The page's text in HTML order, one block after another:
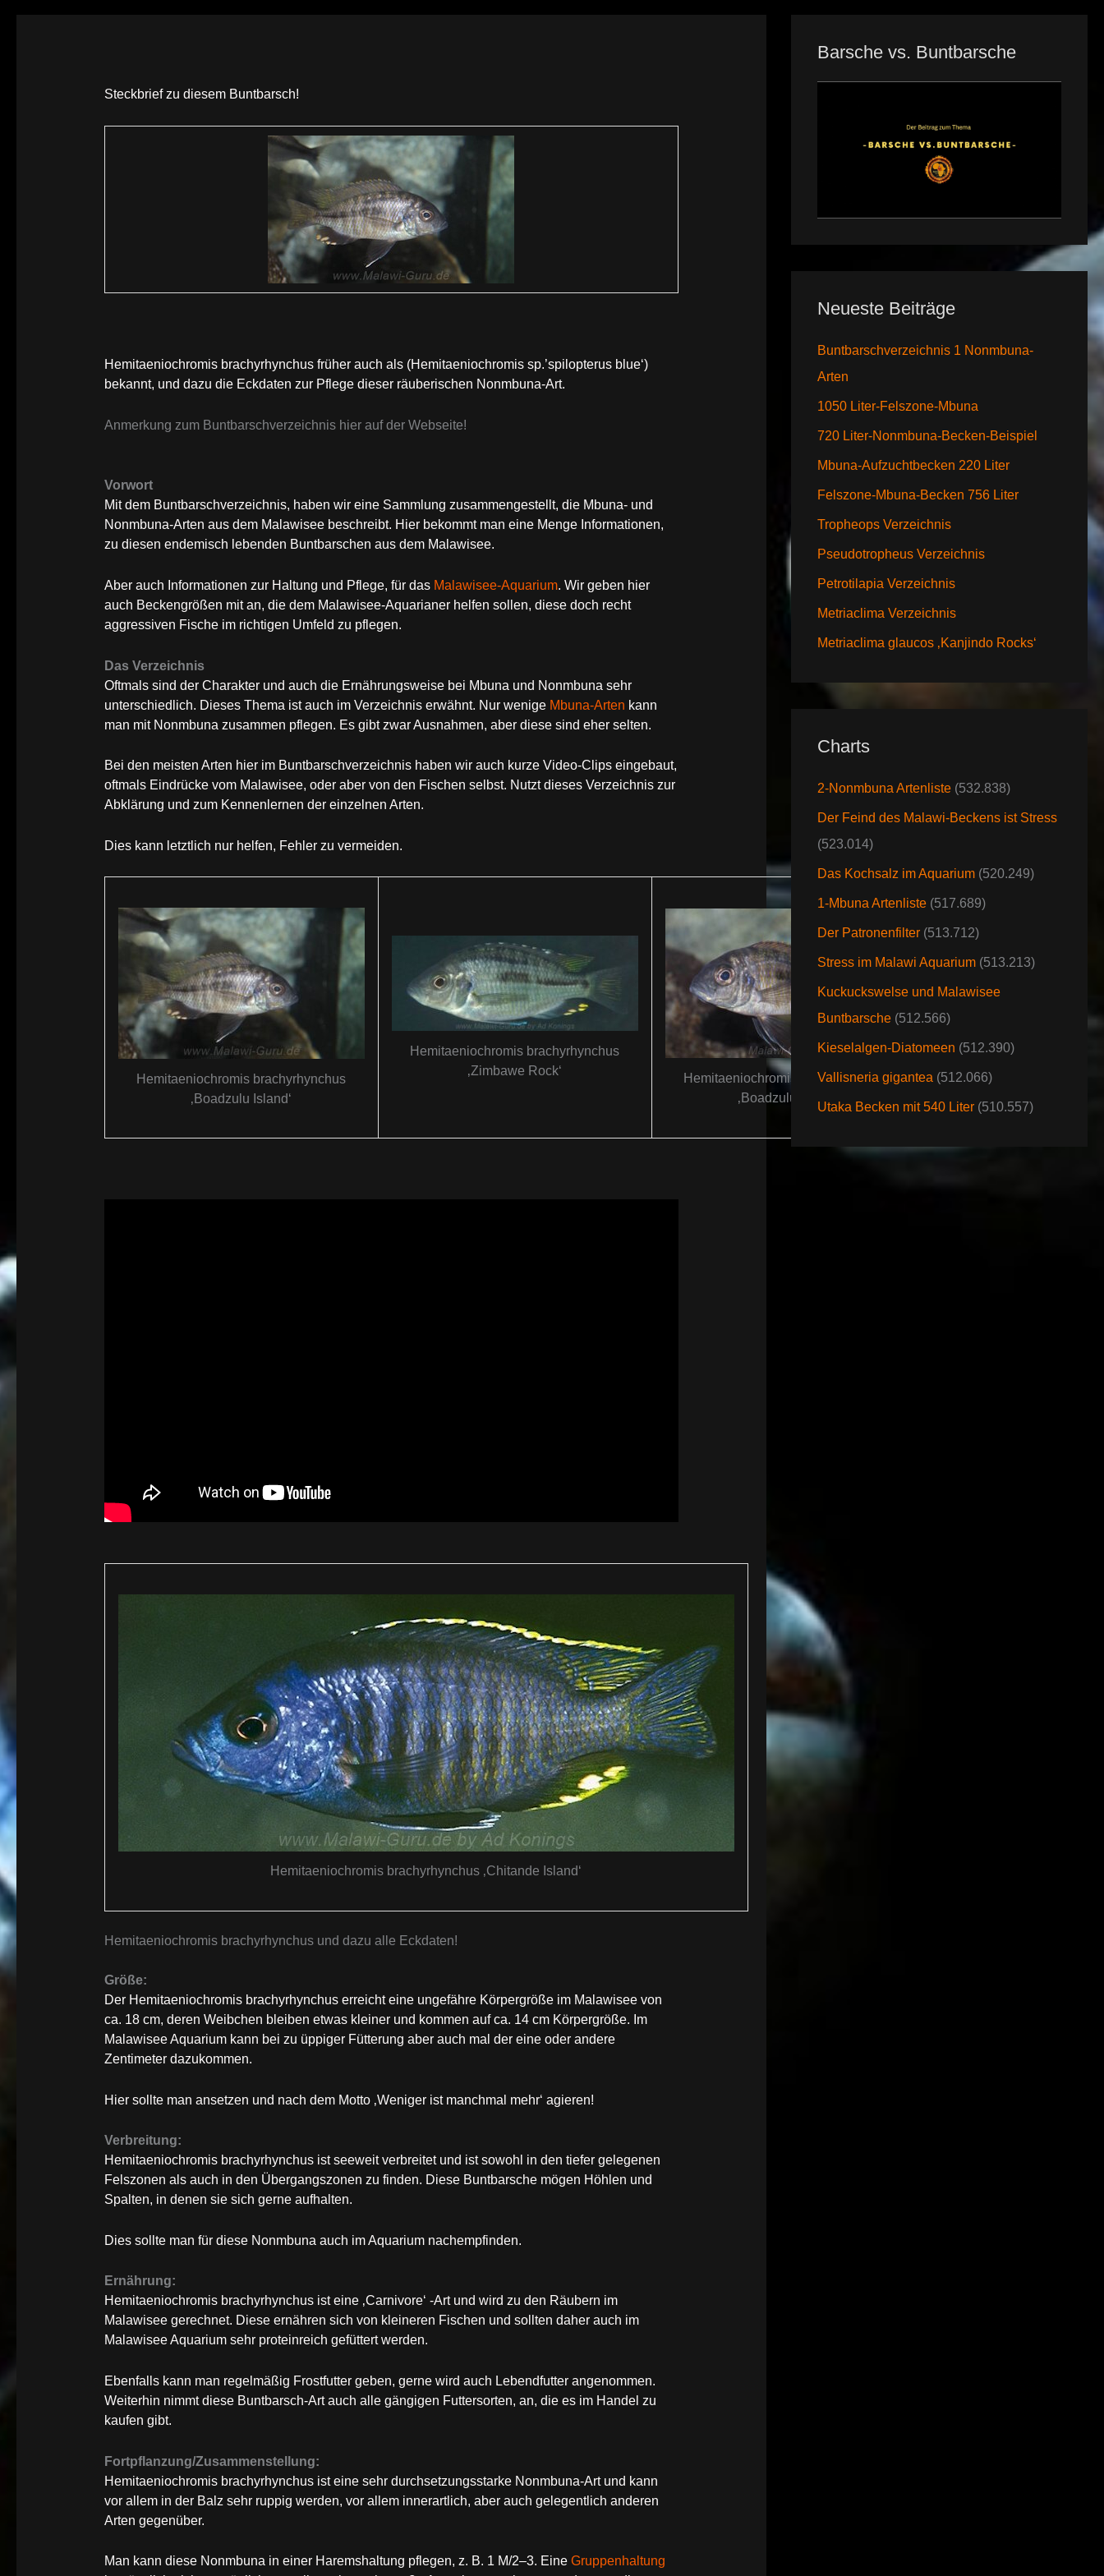
Steckbrief zu diesem Buntbarsch!
Hemitaeniochromis brachyrhynchus früher auch als (Hemitaeniochromis sp.’spilopterus blue‘)
bekannt, und dazu die Eckdaten zur Pflege dieser räuberischen Nonmbuna-Art.
Anmerkung zum Buntbarschverzeichnis hier auf der Webseite!
Vorwort
Mit dem Buntbarschverzeichnis, haben wir eine Sammlung zusammengestellt, die Mbuna- und
Nonmbuna-Arten aus dem Malawisee beschreibt. Hier bekommt man eine Menge Informationen,
zu diesen endemisch lebenden Buntbarschen aus dem Malawisee.
Aber auch Informationen zur Haltung und Pflege, für das Malawisee-Aquarium. Wir geben hier
auch Beckengrößen mit an, die dem Malawisee-Aquarianer helfen sollen, diese doch recht
aggressiven Fische im richtigen Umfeld zu pflegen.
Das Verzeichnis
Oftmals sind der Charakter und auch die Ernährungsweise bei Mbuna und Nonmbuna sehr
unterschiedlich. Dieses Thema ist auch im Verzeichnis erwähnt. Nur wenige Mbuna-Arten kann
man mit Nonmbuna zusammen pflegen. Es gibt zwar Ausnahmen, aber diese sind eher selten.
Bei den meisten Arten hier im Buntbarschverzeichnis haben wir auch kurze Video-Clips eingebaut,
oftmals Eindrücke vom Malawisee, oder aber von den Fischen selbst. Nutzt dieses Verzeichnis zur
Abklärung und zum Kennenlernen der einzelnen Arten.
Dies kann letztlich nur helfen, Fehler zu vermeiden.
Hemitaeniochromis brachyrhynchus
‚Boadzulu Island‘
Hemitaeniochromis brachyrhynchus
‚Zimbawe Rock‘
Hemitaeniochromis brachyrhynchus
‚Boadzulu Island‘
Hemitaeniochromis brachyrhynchus ‚Chitande Island‘
Hemitaeniochromis brachyrhynchus und dazu alle Eckdaten!
Größe:
Der Hemitaeniochromis brachyrhynchus erreicht eine ungefähre Körpergröße im Malawisee von
ca. 18 cm, deren Weibchen bleiben etwas kleiner und kommen auf ca. 14 cm Körpergröße. Im
Malawisee Aquarium kann bei zu üppiger Fütterung aber auch mal der eine oder andere
Zentimeter dazukommen.
Hier sollte man ansetzen und nach dem Motto ‚Weniger ist manchmal mehr‘ agieren!
Verbreitung:
Hemitaeniochromis brachyrhynchus ist seeweit verbreitet und ist sowohl in den tiefer gelegenen
Felszonen als auch in den Übergangszonen zu finden. Diese Buntbarsche mögen Höhlen und
Spalten, in denen sie sich gerne aufhalten.
Dies sollte man für diese Nonmbuna auch im Aquarium nachempfinden.
Ernährung:
Hemitaeniochromis brachyrhynchus ist eine ‚Carnivore‘ -Art und wird zu den Räubern im
Malawisee gerechnet. Diese ernähren sich von kleineren Fischen und sollten daher auch im
Malawisee Aquarium sehr proteinreich gefüttert werden.
Ebenfalls kann man regelmäßig Frostfutter geben, gerne wird auch Lebendfutter angenommen.
Weiterhin nimmt diese Buntbarsch-Art auch alle gängigen Futtersorten, an, die es im Handel zu
kaufen gibt.
Fortpflanzung/Zusammenstellung:
Hemitaeniochromis brachyrhynchus ist eine sehr durchsetzungsstarke Nonmbuna-Art und kann
vor allem in der Balz sehr ruppig werden, vor allem innerartlich, aber auch gelegentlich anderen
Arten gegenüber.
Man kann diese Nonmbuna in einer Haremshaltung pflegen, z. B. 1 M/2–3. Eine Gruppenhaltung
Barsche vs. Buntbarsche
Neueste Beiträge
Buntbarschverzeichnis 1 Nonmbuna-
Arten
1050 Liter-Felszone-Mbuna
720 Liter-Nonmbuna-Becken-Beispiel
Mbuna-Aufzuchtbecken 220 Liter
Felszone-Mbuna-Becken 756 Liter
Tropheops Verzeichnis
Pseudotropheus Verzeichnis
Petrotilapia Verzeichnis
Metriaclima Verzeichnis
Metriaclima glaucos ‚Kanjindo Rocks‘
Charts
2-Nonmbuna Artenliste (532.838)
Der Feind des Malawi-Beckens ist Stress
(523.014)
Das Kochsalz im Aquarium (520.249)
1-Mbuna Artenliste (517.689)
Der Patronenfilter (513.712)
Stress im Malawi Aquarium (513.213)
Kuckuckswelse und Malawisee
Buntbarsche (512.566)
Kieselalgen-Diatomeen (512.390)
Vallisneria gigantea (512.066)
Utaka Becken mit 540 Liter (510.557)